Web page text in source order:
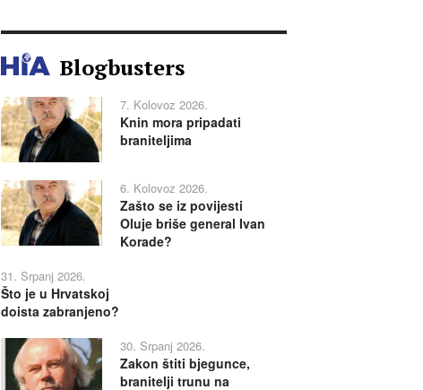
Blogbusters
7. Kolovoz 2026.
Knin mora pripadati
braniteljima
6. Kolovoz 2026.
Zašto se iz povijesti
Oluje briše general Ivan
Korade?
31. Srpanj 2026.
Što je u Hrvatskoj
doista zabranjeno?
30. Srpanj 2026.
Zakon štiti bjegunce,
branitelji trunu na